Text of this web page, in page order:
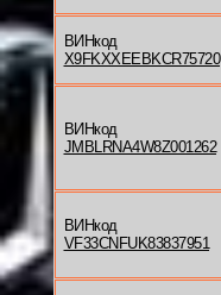
ВИНкод
X9FKXXEEBKCR75720
ВИНкод
JMBLRNA4W8Z001262
ВИНкод
VF33CNFUK83837951